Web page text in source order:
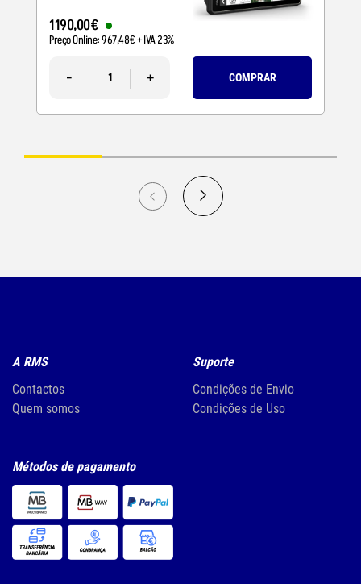
1190,00€
Preço Online:967,48€+ IVA 23%
- + COMPRAR
A RMS
Contactos
Quem somos
Suporte
Condições de Envio
Condições de Uso
Métodos de pagamento